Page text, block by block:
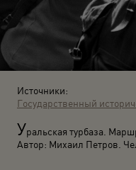
Источники:
Государственный
Уральская турбаза.
Автор: Михаил Петров.